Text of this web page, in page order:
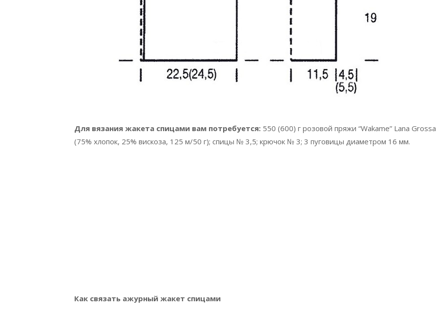
Для вязания жакета спицами вам потребуется: 550 (600) г розовой пряжи “Wakame” Lana Grossa
(75% хлопок, 25% вискоза, 125 м/50 г); спицы № 3,5; крючок № 3; 3 пуговицы диаметром 16 мм.
Как связать ажурный жакет спицами